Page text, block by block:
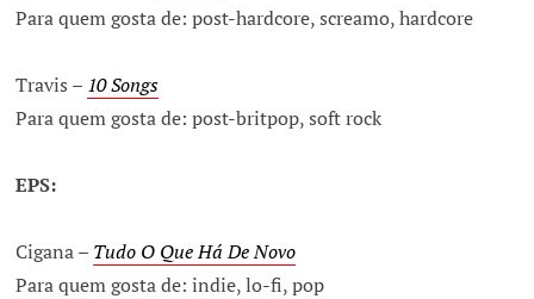
Para quem gosta de: post-hardcore, screamo, hardcore
Travis – 10 Songs
Para quem gosta de: post-britpop, soft rock
EPS:
Cigana – Tudo O Que Há De Novo
Para quem gosta de: indie, lo-fi, pop